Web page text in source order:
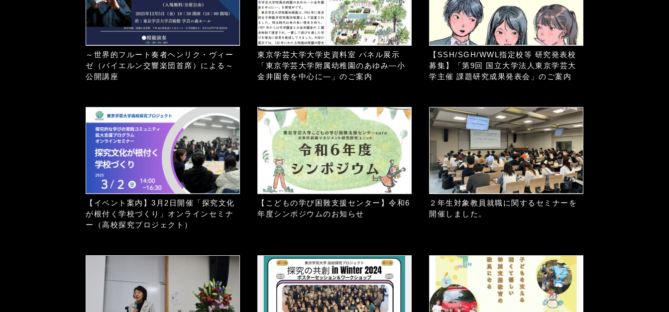
～世界的フルート奏者ヘンリク・ヴィー
ゼ（バイエルン交響楽団首席）による～
公開講座
東京学芸大学大学史資料室 パネル展示
「東京学芸大学附属幼稚園のあゆみ―小
金井園舎を中心に―」のご案内
【SSH/SGH/WWL指定校等 研究発表校
募集】「第9回 国立大学法人東京学芸大
学主催 課題研究成果発表会」のご案内
【イベント案内】3月2日開催「探究文化
が根付く学校づくり」オンラインセミナ
ー（高校探究プロジェクト）
【こどもの学び困難支援センター】令和6
年度シンポジウムのお知らせ
２年生対象教員就職に関するセミナーを
開催しました。